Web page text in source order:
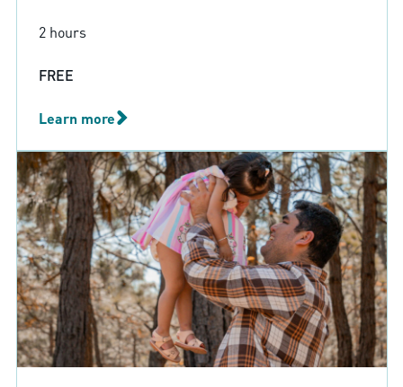
2 hours
FREE
Learn more